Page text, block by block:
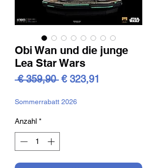
Obi Wan und die junge
Lea Star Wars
€ 359,90 Standardpreis
€ 323,91
Sommerrabatt 2026
Anzahl *